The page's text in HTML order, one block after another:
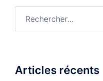
Articles récents